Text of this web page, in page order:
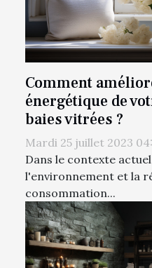
Comment
énergétique de
baies vitrées ?
Mardi 25 juillet 2023
Dans le contexte
l'environnement et la
consommation...